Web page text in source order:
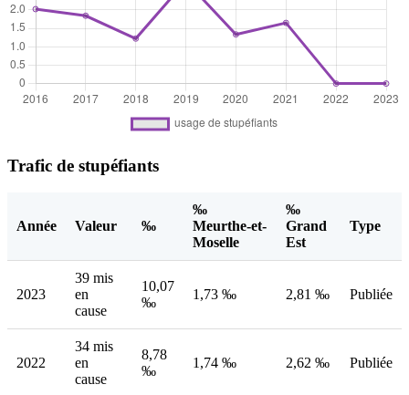
Trafic de stupéfiants
Année Valeur ‰
‰
Meurthe-et-
Moselle
‰
Grand
Est
Type
2023
39 mis
en
cause
10,07
‰
1,73 ‰ 2,81 ‰ Publiée
2022
34 mis
en
cause
8,78
‰
1,74 ‰ 2,62 ‰ Publiée